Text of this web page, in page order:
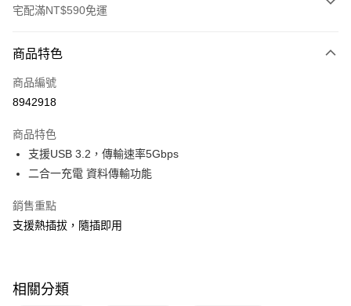
宅配滿NT$590免運
POYA支付
信用卡一次付款
Apple Pay
街口支付
悠遊付
相關說明
商品特色
商品編號
8942918
商品特色
支援USB 3.2，傳輸速率5Gbps
二合一充電 資料傳輸功能
銷售重點
支援熱插拔，隨插即用
相關分類